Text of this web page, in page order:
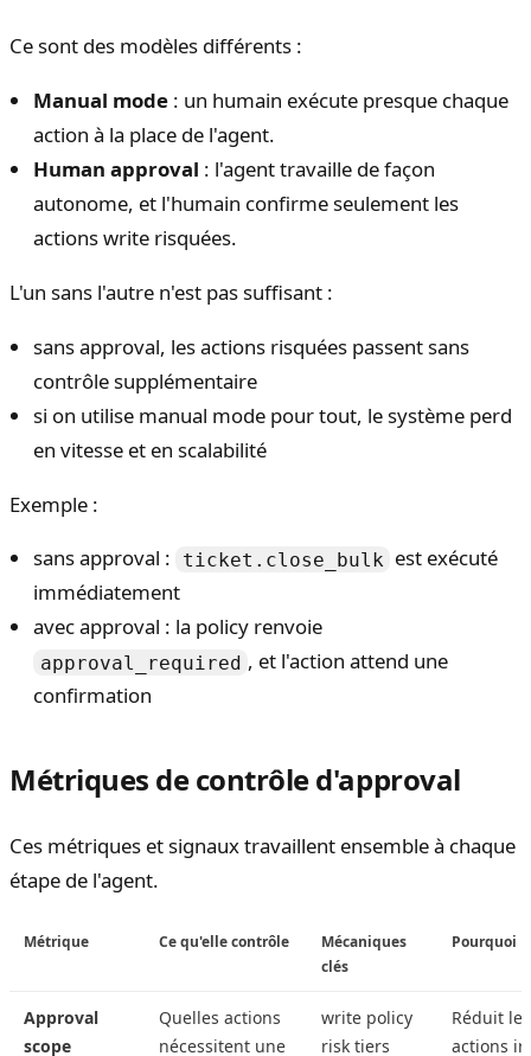
Ce sont des modèles différents :
Manual mode : un humain exécute presque chaque
action à la place de l'agent.
Human approval : l'agent travaille de façon
autonome, et l'humain confirme seulement les
actions write risquées.
L'un sans l'autre n'est pas suffisant :
sans approval, les actions risquées passent sans
contrôle supplémentaire
si on utilise manual mode pour tout, le système perd
en vitesse et en scalabilité
Exemple :
sans approval :
ticket.close_bulk est exécuté
immédiatement
avec approval : la policy renvoie
approval_required , et l'action attend une
confirmation
Métriques de contrôle d'approval
Ces métriques et signaux travaillent ensemble à chaque
étape de l'agent.
Métrique Ce qu'elle contrôle
Mécaniques
clés
Pourquoi
Approval
scope
Quelles actions
nécessitent une
write policy
risk tiers
Réduit le
actions